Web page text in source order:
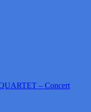
– Concert